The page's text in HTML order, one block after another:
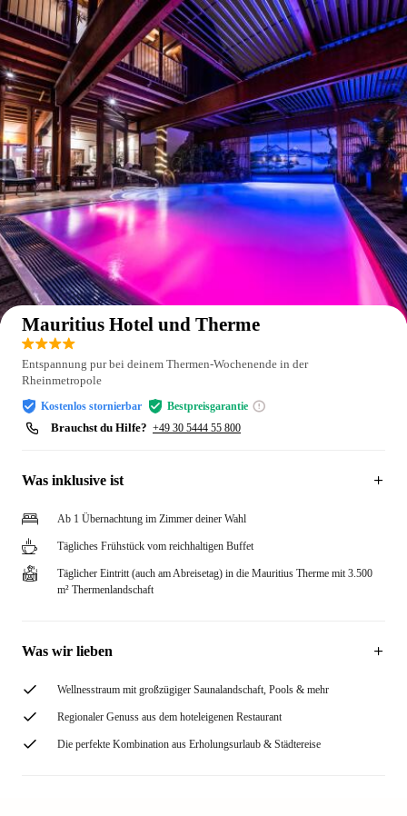
Auf der Karte anzeigen
Mauritius Hotel und Therme
Entspannung pur bei deinem Thermen-Wochenende in der
Rheinmetropole
Kostenlos stornierbar Bestpreisgarantie
Brauchst du Hilfe? +49 30 5444 55 800
Was inklusive ist
Ab 1 Übernachtung im Zimmer deiner Wahl
Tägliches Frühstück vom reichhaltigen Buffet
Täglicher Eintritt (auch am Abreisetag) in die Mauritius Therme mit 3.500
m² Thermenlandschaft
Was wir lieben
Wellnesstraum mit großzügiger Saunalandschaft, Pools & mehr
Regionaler Genuss aus dem hoteleigenen Restaurant
Die perfekte Kombination aus Erholungsurlaub & Städtereise